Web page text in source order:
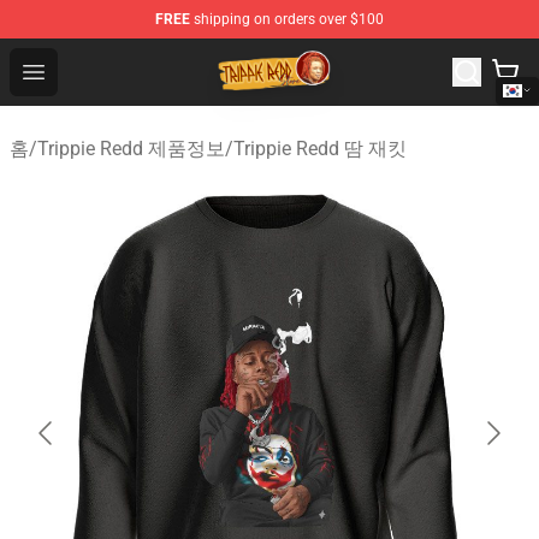
FREE shipping on orders over $100
Open menu
Trippie Redd Store - Official Trippie Redd Merchandise
홈/Trippie Redd 제품정보/Trippie Redd 땀 재킷